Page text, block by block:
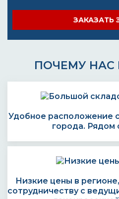
ЗАКАЗАТЬ
ПОЧЕМУ
Удобное расположение
города. Рядом
Низкие цены в
сотрудничеству с